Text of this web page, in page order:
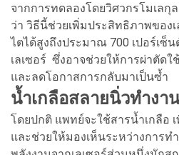
จากการทดลองโดยวิศวกรโมเล
ว่า วิธีนี้ช่วยเพิ่มประสิทธิภาพของ
ไตได้สูงถึงประมาณ 700 เปอร์เซ็
เลเซอร์ ซึ่งอาจช่วยให้การผ่าตัดใ
และลดโอกาสการกลับมาเป็นซ้ำ
น้ำเกลือสลายนิ่วทำงา
โดยปกติ แพทย์จะใช้สารน้ำเกลือ
และช่วยให้มองเห็นระหว่างการท